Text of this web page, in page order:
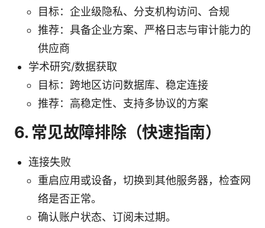
目标：企业级隐私、分支机构访问、合规
推荐：具备企业方案、严格日志与审计能力的
供应商
学术研究/数据获取
目标：跨地区访问数据库、稳定连接
推荐：高稳定性、支持多协议的方案
6. 常见故障排除（快速指南）
连接失败
重启应用或设备，切换到其他服务器，检查网
络是否正常。
确认账户状态、订阅未过期。